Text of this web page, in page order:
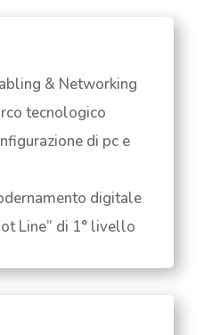
& Networking
tecnologico
di pc e
digitale
Line” di 1° livello